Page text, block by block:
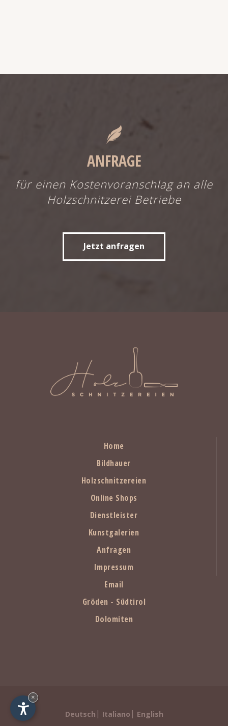
ANFRAGE
für einen Kostenvoranschlag an alle
Holzschnitzerei Betriebe
Jetzt anfragen
Home
Bildhauer
Holzschnitzereien
Online Shops
Dienstleister
Kunstgalerien
Anfragen
Impressum
Email
Gröden - Südtirol
Dolomiten
Deutsch | Italiano | English
×